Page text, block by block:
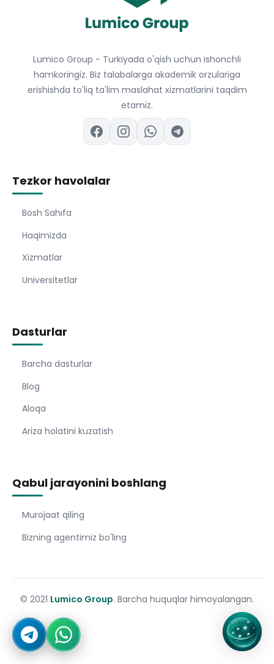
Lumico Group - Turkiyada o'qish uchun ishonchli
hamkoringiz. Biz talabalarga akademik orzulariga
erishishda to'liq ta'lim maslahat xizmatlarini taqdim
etamiz.
Tezkor havolalar
Bosh Sahıfa
Haqimizda
Xizmatlar
Universitetlar
Dasturlar
Barcha dasturlar
Blog
Aloqa
Ariza holatini kuzatish
Qabul jarayonini boshlang
Murojaat qiling
Bizning agentimiz bo'ling
© 2021 Lumico Group. Barcha huquqlar himoyalangan.